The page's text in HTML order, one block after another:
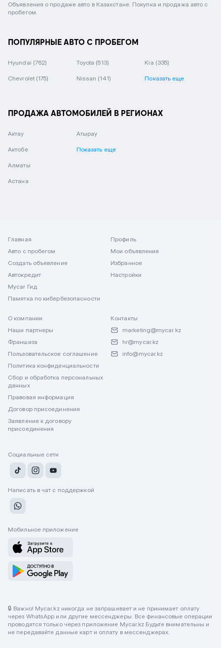
Объявления о продаже авто в Казахстане. Покупка и продажа авто с
пробегом.
ПОПУЛЯРНЫЕ АВТО С ПРОБЕГОМ
Hyundai (762) Toyota (513) Kia (335)
Chevrolet (175) Nissan (141) Показать еще
ПРОДАЖА АВТОМОБИЛЕЙ В РЕГИОНАХ
Актау
Актобе
Алматы
Астана
Атырау
Показать еще
Главная
Авто с пробегом
Создать объявление
Автокредит
Mycar Гид
Памятка по кибербезопасности
Профиль
Мои объявления
Избранное
Настройки
О компании
Наши партнеры
Франшиза
Пользовательское соглашение
Политика конфиденциальности
Сбор и обработка персональных
данных
Правовая информация
Договор присоединения
Заявление к договору
присоединения
Контакты
marketing@mycar.kz
hr@mycar.kz
info@mycar.kz
Социальные сети
Написать в чат с поддержкой
Мобильное приложение
🔒 Важно! Mycar.kz никогда не запрашивает и не принимает оплату
через WhatsApp или другие мессенджеры. Все финансовые операции
проводятся только через приложение Mycar.kz Будьте внимательны и
не передавайте данные карт и оплату в мессенджерах.